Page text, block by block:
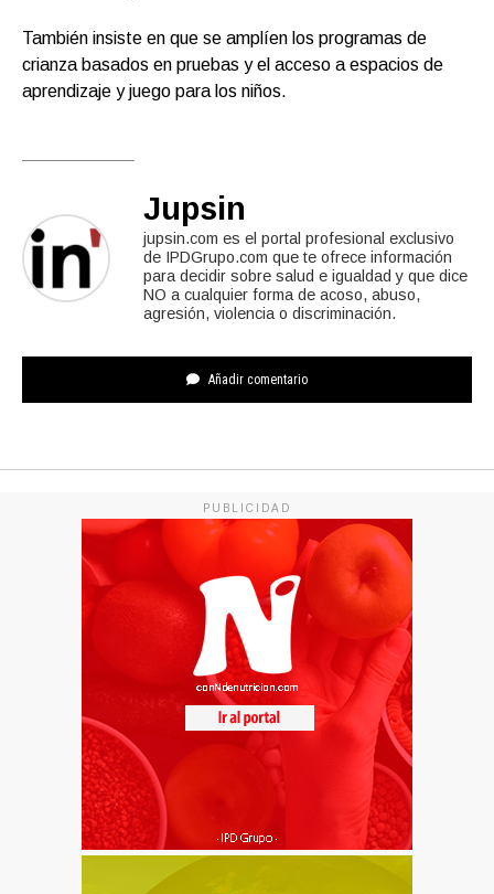
También insiste en que se amplíen los programas de
crianza basados en pruebas y el acceso a espacios de
aprendizaje y juego para los niños.
Jupsin
jupsin.com es el portal profesional exclusivo
de IPDGrupo.com que te ofrece información
para decidir sobre salud e igualdad y que dice
NO a cualquier forma de acoso, abuso,
agresión, violencia o discriminación.
Añadir comentario
PUBLICIDAD